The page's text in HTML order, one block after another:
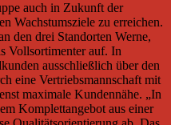
auch in Zukunft der
Wachstumsziele zu erreichen.
den drei Standorten Werne,
Vollsortimenter auf. In
ausschließlich über den
eine Vertriebsmannschaft mit
maximale Kundennähe. „In
Komplettangebot aus einer